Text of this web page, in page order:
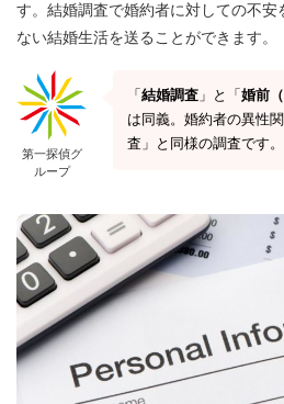
す。結婚調査で婚約者に対しての不
ない結婚生活を送ることができます。
第一探偵グ
ループ
「 結婚調査」と「 婚前
は同義。婚約者の異性
査」と同様の調査です。